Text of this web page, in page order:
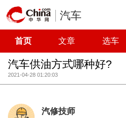
汽车
首页 文章 选车
汽车供油方式哪种好?
2021-04-28 01:20:03
汽修技师